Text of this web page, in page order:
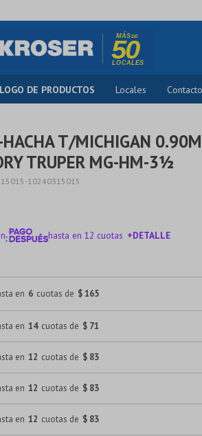
DE PRODUCTOS Locales Contacto
HACHA T/MICHIGAN
TRUPER MG-HM-3½
10240315015
hasta en 12 cuotas +DETALLE
en 6 cuotas de $ 165
en 14 cuotas de $ 71
en 12 cuotas de $ 83
en 12 cuotas de $ 83
en 12 cuotas de $ 83